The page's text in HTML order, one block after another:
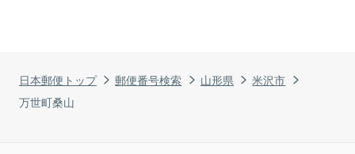
日本郵便トップ 郵便番号検索 山形県
米沢市
万世町桑山